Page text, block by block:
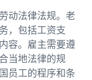
动法律法规。老
，包括工资支
容。雇主需要遵
当地法律的规
员工的程序和条